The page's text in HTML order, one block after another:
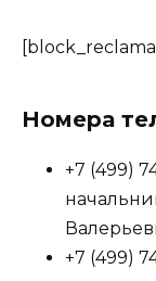
Номера
+7 (499)
+7 (499)